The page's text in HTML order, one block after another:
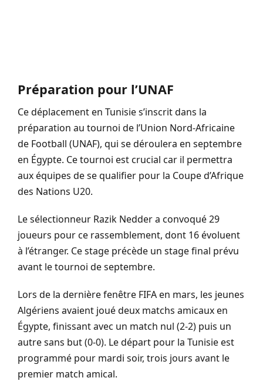
Préparation pour l’UNAF
Ce déplacement en Tunisie s’inscrit dans la
préparation au tournoi de l’Union Nord-Africaine
de Football (UNAF), qui se déroulera en septembre
en Égypte. Ce tournoi est crucial car il permettra
aux équipes de se qualifier pour la Coupe d’Afrique
des Nations U20.
Le sélectionneur Razik Nedder a convoqué 29
joueurs pour ce rassemblement, dont 16 évoluent
à l’étranger. Ce stage précède un stage final prévu
avant le tournoi de septembre.
Lors de la dernière fenêtre FIFA en mars, les jeunes
Algériens avaient joué deux matchs amicaux en
Égypte, finissant avec un match nul (2-2) puis un
autre sans but (0-0). Le départ pour la Tunisie est
programmé pour mardi soir, trois jours avant le
premier match amical.